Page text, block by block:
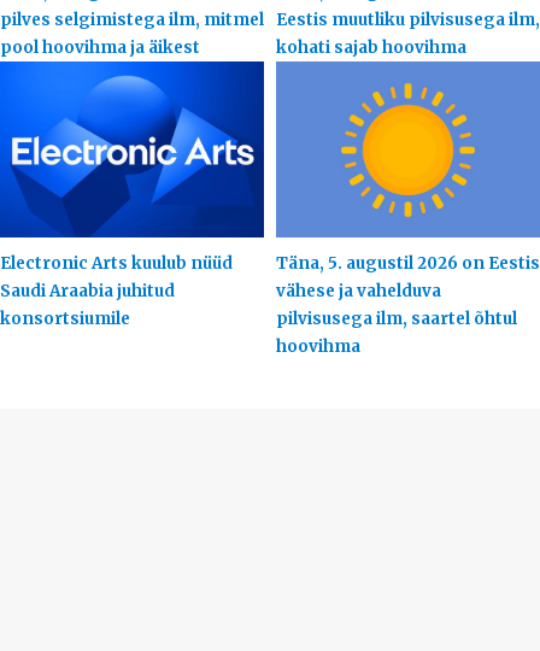
pilves selgimistega ilm, mitmel
pool hoovihma ja äikest
Eestis muutliku pilvisusega ilm,
kohati sajab hoovihma
Electronic Arts kuulub nüüd
Saudi Araabia juhitud
konsortsiumile
Täna, 5. augustil 2026 on Eestis
vähese ja vahelduva
pilvisusega ilm, saartel õhtul
hoovihma